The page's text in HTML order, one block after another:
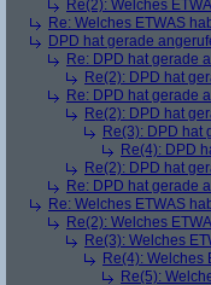
Re(2): Welches
Re: Welches ETWAS
DPD hat gerade
Re: DPD hat gerade
Re(2): DPD hat
Re: DPD hat gerade
Re(2): DPD hat
Re(3): DPD hat
Re(4): DPD
Re(2): DPD hat
Re: DPD hat gerade
Re: Welches ETWAS
Re(2): Welches
Re(3): Welches
Re(4): Welches
Re(5):